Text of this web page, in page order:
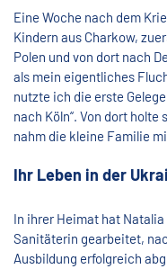
Eine Woche nach dem
Kindern aus Charkow,
Polen und von dort nach
als mein eigentliches
nutzte ich die erste
nach Köln“. Von dort
nahm die kleine Familie
Ihr Leben in der
In ihrer Heimat hat
Sanitäterin gearbeitet,
Ausbildung erfolgreich